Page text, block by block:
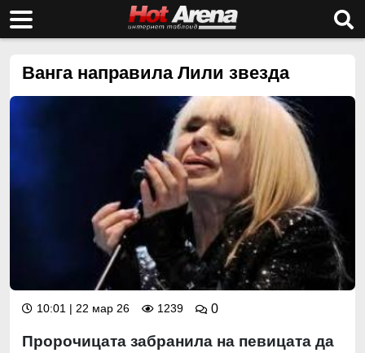
Ванга направила Лили звезда
10:01 | 22 мар 26 1239 0
Пророчицата забранила на певицата да